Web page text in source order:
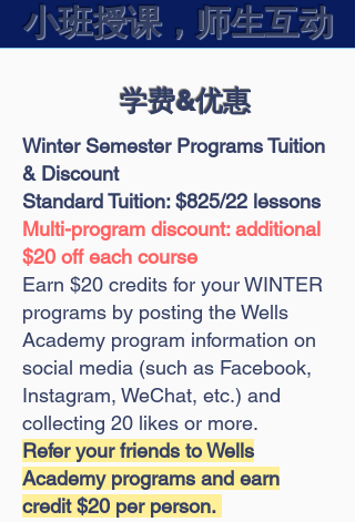
​小班授课，师生互动
学费&优惠
Winter Semester Programs Tuition
& Discount
Standard Tuition: $825/22 lessons
Multi-program discount: additional
$20 off each course
Earn $20 credits for your WINTER
programs by posting the Wells
Academy program information on
social media (such as Facebook,
Instagram, WeChat, etc.) and
collecting 20 likes or more.
Refer your friends to Wells
Academy programs and earn
credit $20 per person.